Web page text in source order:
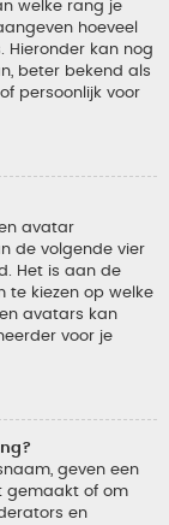
welke rang je
hoeveel
kan nog
beter bekend als
persoonlijk voor
avatar
de volgende vier
Het is aan de
te kiezen op welke
avatars kan
voor je
geven een
gemaakt of om
en